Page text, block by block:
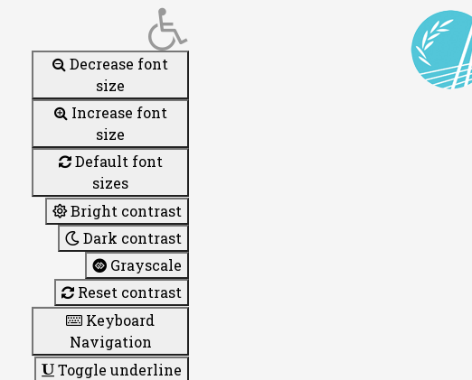
Decrease font
size
Increase font
size
Default font
sizes
Bright contrast
Dark contrast
Grayscale
Reset contrast
Keyboard
Navigation
Toggle underline